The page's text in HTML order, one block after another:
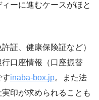
ーに進むケースがほと
証、健康保険証など）
口座情報（口座振替
すinaba-box.jp。また法
印が求められることも